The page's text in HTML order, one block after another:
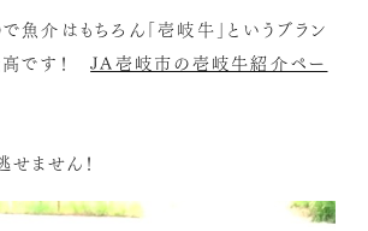
魚介はもちろん「壱岐牛」というブラン
高です！JA壱岐市の壱岐牛紹介ペー
ません！